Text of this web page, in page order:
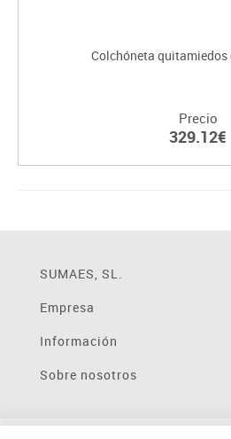
Colchóneta
Precio
329.12€
SUMAES, SL.
Empresa
Información
Sobre nosotros